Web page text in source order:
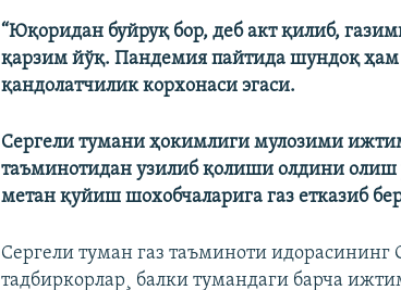
“Юқоридан буйруқ бор, деб акт қилиб,
қарзим йўқ. Пандемия пайтида шундоқ ҳам
қандолатчилик корхонаси эгаси.
Сергели тумани ҳокимлиги мулозими
таъминотидан узилиб қолиши олдини олиш
метан қуйиш шохобчаларига газ етказиб
Сергели туман газ таъминоти идорасининг
тадбиркорлар¸ балки тумандаги барча